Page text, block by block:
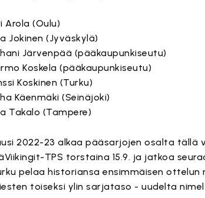
Arola (Oulu)
Jokinen (Jyväskylä)
Järvenpää (pääkaupunkiseutu)
Koskela (pääkaupunkiseutu)
Koskinen (Turku)
Käenmäki (Seinäjoki)
Takalo (Tampere)
2022-23 alkaa pääsarjojen osalta tällä
TPS torstaina 15.9. ja jatkoa
pelaa historiansa ensimmäisen
toiseksi ylin sarjataso - uudelta